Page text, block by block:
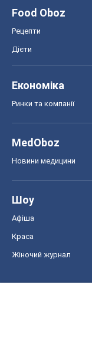
Food Oboz
Рецепти
Дієти
Економіка
Ринки та компанії
MedOboz
Новини медицини
Шоу
Афіша
Краса
Жіночий журнал